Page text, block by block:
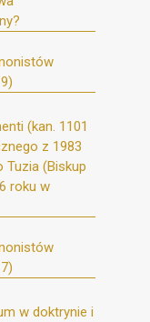
(kan. 1101
z 1983
Tuzia (Biskup
roku w
w doktrynie i